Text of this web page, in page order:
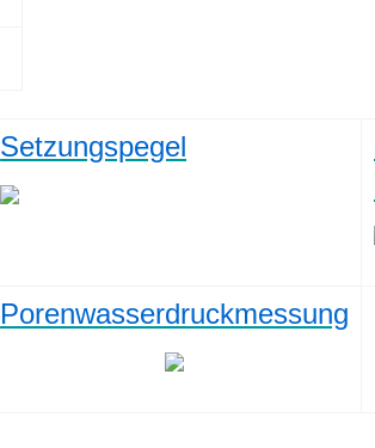
Setzungspegel
Porenwasserdruckmessung